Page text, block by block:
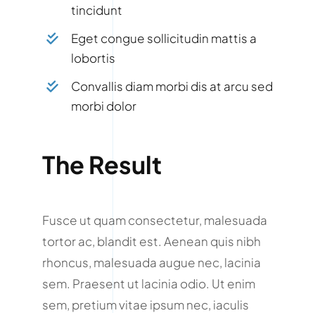
tincidunt
Eget congue sollicitudin mattis a
lobortis
Convallis diam morbi dis at arcu sed
morbi dolor
The Result
Fusce ut quam consectetur, malesuada
tortor ac, blandit est. Aenean quis nibh
rhoncus, malesuada augue nec, lacinia
sem. Praesent ut lacinia odio. Ut enim
sem, pretium vitae ipsum nec, iaculis